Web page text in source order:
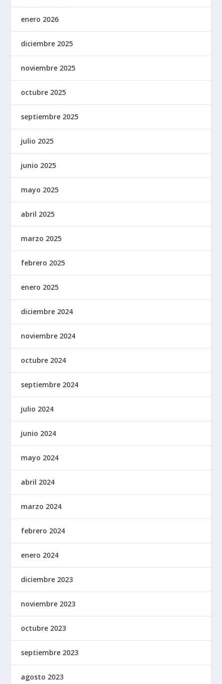
enero 2026
diciembre 2025
noviembre 2025
octubre 2025
septiembre 2025
julio 2025
junio 2025
mayo 2025
abril 2025
marzo 2025
febrero 2025
enero 2025
diciembre 2024
noviembre 2024
octubre 2024
septiembre 2024
julio 2024
junio 2024
mayo 2024
abril 2024
marzo 2024
febrero 2024
enero 2024
diciembre 2023
noviembre 2023
octubre 2023
septiembre 2023
agosto 2023